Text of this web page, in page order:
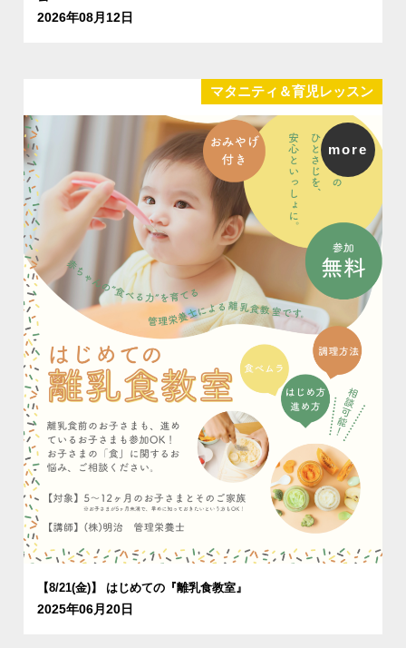
2026年08月12日
マタニティ＆育児レッスン
【8/21(金)】 はじめての『離乳食教室』
2025年06月20日
more